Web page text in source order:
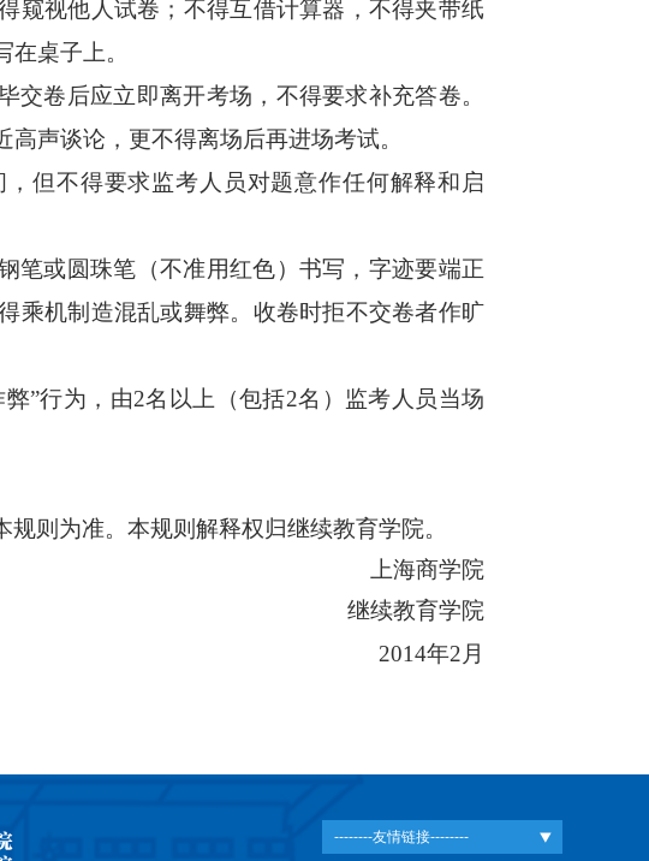
窥视他人试卷；不得互借计算器，不得夹带纸
桌子上。
交卷后应立即离开考场，不得要求补充答卷。
声谈论，更不得离场后再进场考试。
但不得要求监考人员对题意作任何解释和启
笔或圆珠笔（不准用红色）书写，字迹要端正
乘机制造混乱或舞弊。收卷时拒不交卷者作旷
弊”行为，由2名以上（包括2名）监考人员当场
则为准。本规则解释权归继续教育学院。
上海商学院
继续教育学院
2014年2月
--------友情链接--------